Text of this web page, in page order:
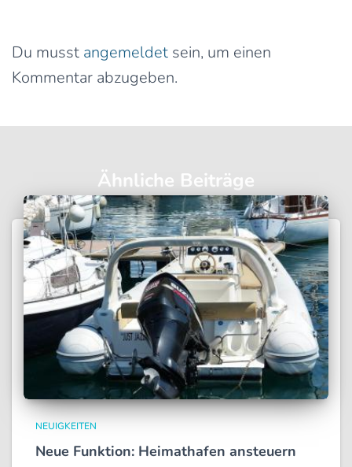
Du musst angemeldet sein, um einen
Kommentar abzugeben.
Ähnliche Beiträge
NEUIGKEITEN
Neue Funktion: Heimathafen ansteuern